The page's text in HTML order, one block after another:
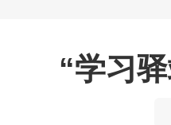
“学习